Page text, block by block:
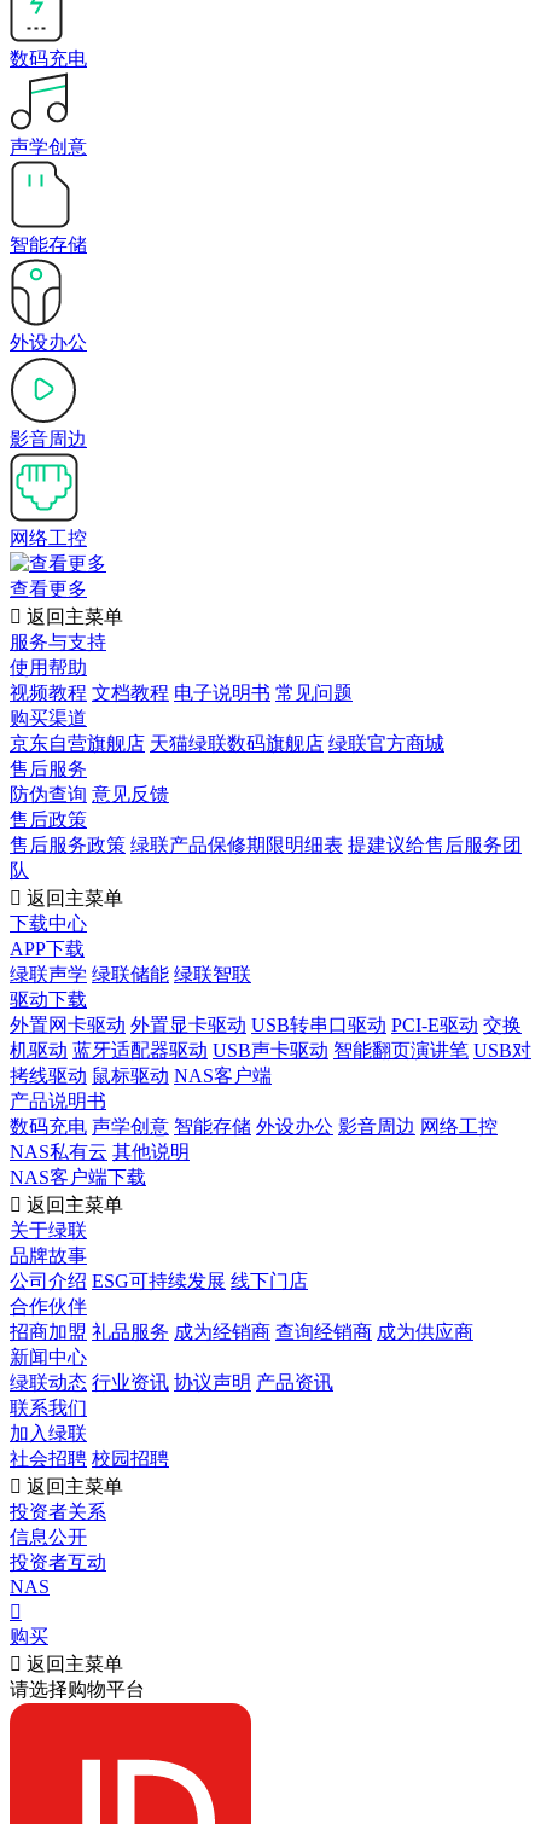
数码充电
声学创意
智能存储
外设办公
影音周边
网络工控
查看更多
 返回主菜单
服务与支持
使用帮助
视频教程 文档教程 电子说明书 常见问题
购买渠道
京东自营旗舰店 天猫绿联数码旗舰店 绿联官方商城
售后服务
防伪查询 意见反馈
售后政策
售后服务政策 绿联产品保修期限明细表 提建议给售后服务团
队
 返回主菜单
下载中心
APP下载
绿联声学 绿联储能 绿联智联
驱动下载
外置网卡驱动 外置显卡驱动 USB转串口驱动 PCI-E驱动 交换
机驱动 蓝牙适配器驱动 USB声卡驱动 智能翻页演讲笔 USB对
拷线驱动 鼠标驱动 NAS客户端
产品说明书
数码充电 声学创意 智能存储 外设办公 影音周边 网络工控
NAS私有云 其他说明
NAS客户端下载
 返回主菜单
关于绿联
品牌故事
公司介绍 ESG可持续发展 线下门店
合作伙伴
招商加盟 礼品服务 成为经销商 查询经销商 成为供应商
新闻中心
绿联动态 行业资讯 协议声明 产品资讯
联系我们
加入绿联
社会招聘 校园招聘
 返回主菜单
投资者关系
信息公开
投资者互动
NAS

购买
 返回主菜单
请选择购物平台